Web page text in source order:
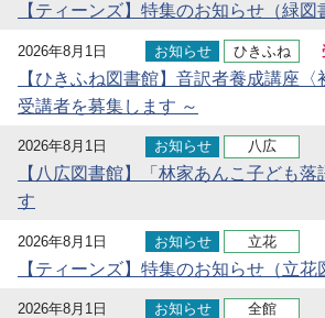
【ティーンズ】特集のお知らせ（緑図
2026年8月1日 お知らせ ひきふね
【ひきふね図書館】音訳者養成講座
受講者を募集します ～
2026年8月1日 お知らせ 八広
【八広図書館】「林家あんこ子ども落
す
2026年8月1日 お知らせ 立花
【ティーンズ】特集のお知らせ（立花
2026年8月1日 お知らせ 全館